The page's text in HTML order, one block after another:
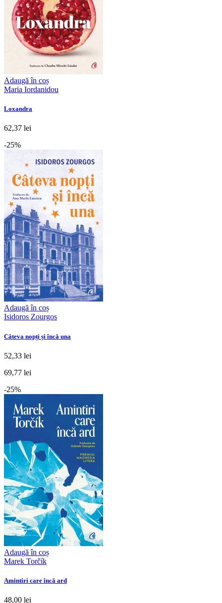
Adaugă în coș
Maria Iordanidou
Loxandra
62,37 lei
-25%
Adaugă în coș
Isidoros Zourgos
Câteva nopți și încă una
52,33 lei
69,77 lei
-25%
Adaugă în coș
Marek Torčík
Amintiri care încă ard
48,00 lei